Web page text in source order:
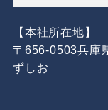
【本社所在地】
〒656-0503兵庫
ずしお